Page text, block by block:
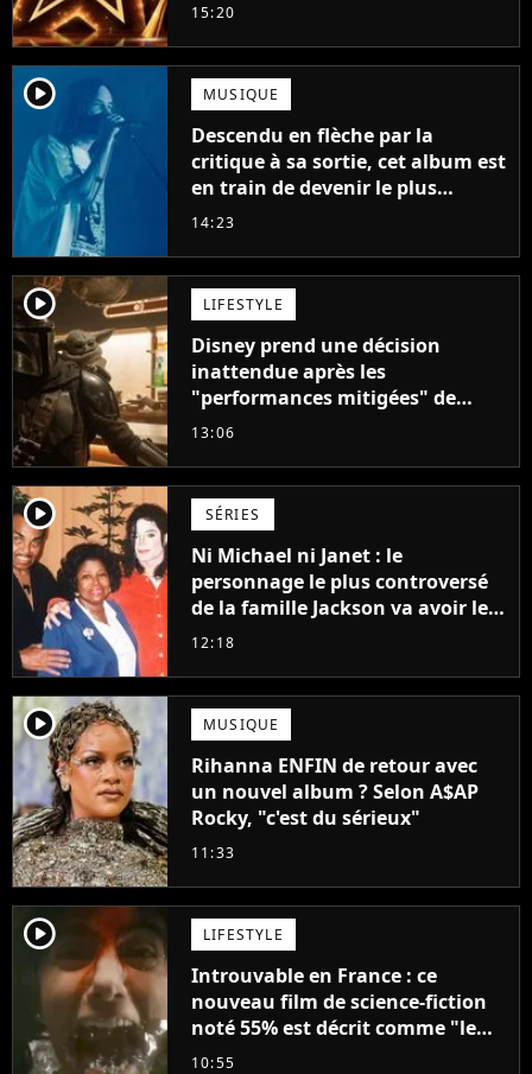
15:20
player2 MUSIQUE
Descendu en flèche par la
critique à sa sortie, cet album est
en train de devenir le plus
populaire de son auteur
14:23
player2 LIFESTYLE
Disney prend une décision
inattendue après les
"performances mitigées" de
Vaiana et The Mandalorian &
13:06
player2 SÉRIES
Ni Michael ni Janet : le
personnage le plus controversé
de la famille Jackson va avoir le
droit à sa propre série
12:18
player2 MUSIQUE
Rihanna ENFIN de retour avec
un nouvel album ? Selon A$AP
Rocky, "c'est du sérieux"
11:33
player2 LIFESTYLE
Introuvable en France : ce
nouveau film de science-fiction
noté 55% est décrit comme "le
plus stupide de l'année"
10:55